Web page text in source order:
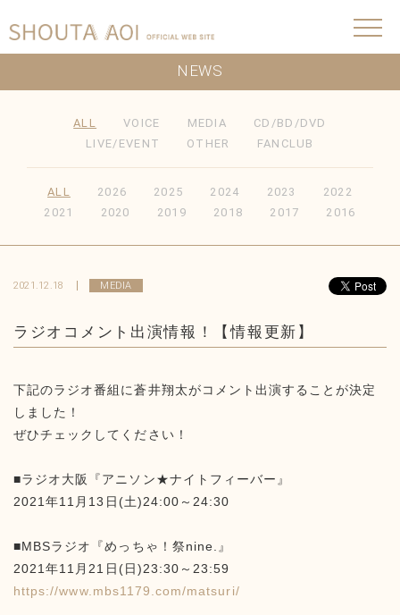
NEWS
ALL VOICE MEDIA
CD/BD/DVD
LIVE/EVENT
OTHER FANCLUB
ALL 2026 2025 2024 2023
2022
2021
2020 2019 2018 2017 2016
2021.12.18 MEDIA
ラジオコメント出演情報！【情報更新】
下記のラジオ番組に蒼井翔太がコメント出演することが決定
しました！
ぜひチェックしてください！
■ラジオ大阪『アニソン★ナイトフィーバー』
2021年11月13日(土)24:00～24:30
■MBSラジオ『めっちゃ！祭nine.』
2021年11月21日(日)23:30～23:59
https://www.mbs1179.com/matsuri/